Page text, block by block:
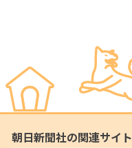
朝日新聞社の関連サイト